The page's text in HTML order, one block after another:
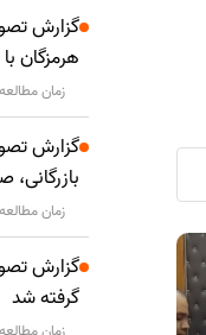
اجتماعی
دیدار مدیرعامل
فرماندار سیریک؛
گزارش
هرمزگان
زمان مطالعه 1 دقیقه
گزارش
زمان مطالعه 1 دقیقه
گزارش
گرفته شد